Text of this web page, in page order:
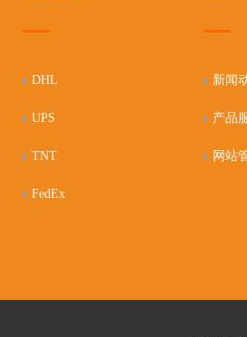
DHL
UPS
TNT
FedEx
新闻
产品
网站